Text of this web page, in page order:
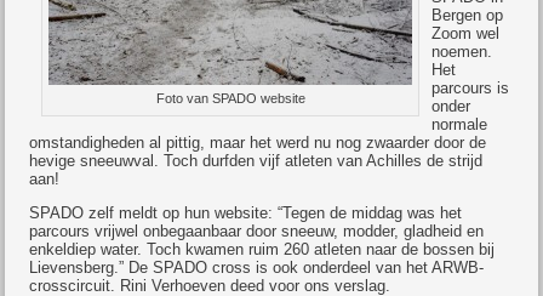
Foto van SPADO website
Bergen op
Zoom wel
noemen.
Het
parcours is
onder
normale
omstandigheden al pittig, maar het werd nu nog zwaarder door de
hevige sneeuwval. Toch durfden vijf atleten van Achilles de strijd
aan!
SPADO zelf meldt op hun website: “Tegen de middag was het
parcours vrijwel onbegaanbaar door sneeuw, modder, gladheid en
enkeldiep water. Toch kwamen ruim 260 atleten naar de bossen bij
Lievensberg.” De SPADO cross is ook onderdeel van het ARWB-
crosscircuit. Rini Verhoeven deed voor ons verslag.